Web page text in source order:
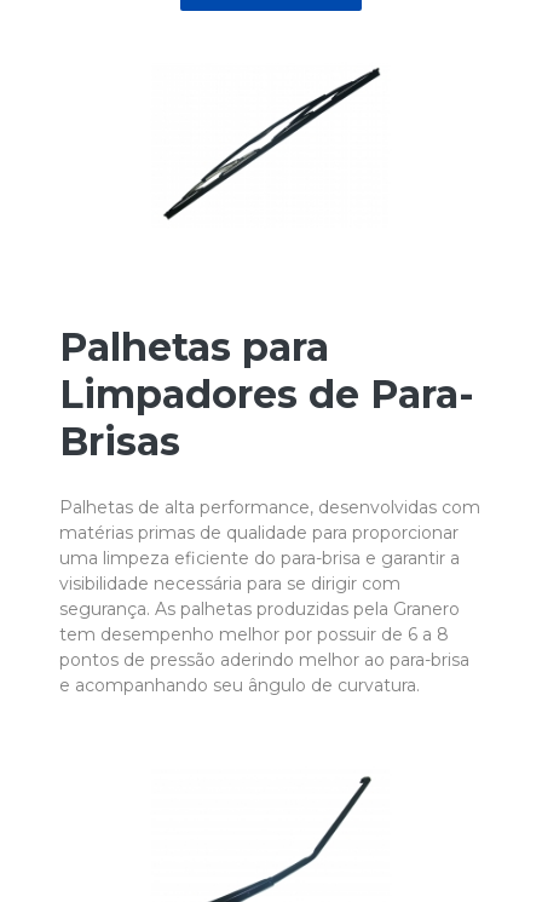
Palhetas para
Limpadores de Para-
Brisas
Palhetas de alta performance, desenvolvidas com
matérias primas de qualidade para proporcionar
uma limpeza eficiente do para-brisa e garantir a
visibilidade necessária para se dirigir com
segurança. As palhetas produzidas pela Granero
tem desempenho melhor por possuir de 6 a 8
pontos de pressão aderindo melhor ao para-brisa
e acompanhando seu ângulo de curvatura.